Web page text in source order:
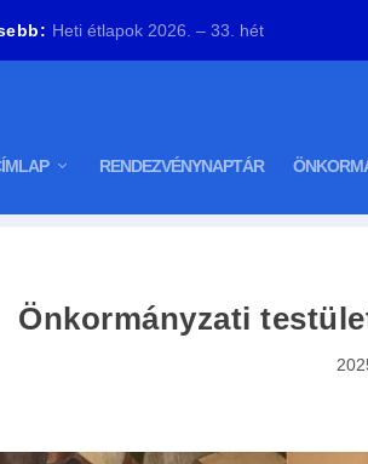
Heti étlapok 2026. – 33. hét
RENDEZVÉNYNAPTÁR
Önkormányzati